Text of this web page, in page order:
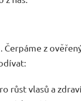
z
růst vlasů a